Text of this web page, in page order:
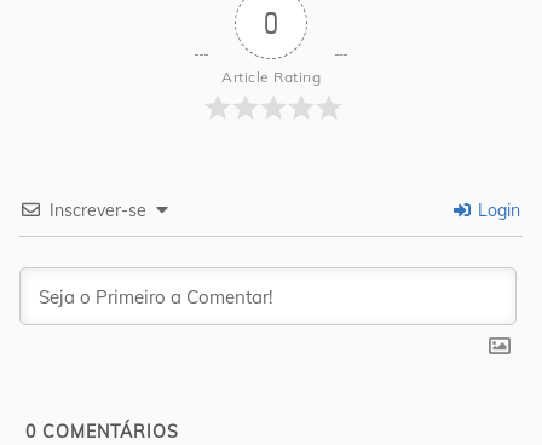
0
Article Rating
Inscrever-se Login
0 COMENTÁRIOS